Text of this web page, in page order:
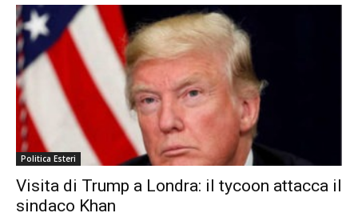
Politica Esteri
Visita di Trump a Londra: il tycoon attacca il
sindaco Khan